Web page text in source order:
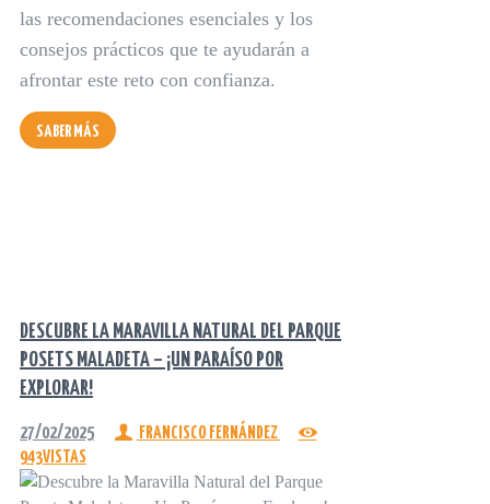
las recomendaciones esenciales y los
consejos prácticos que te ayudarán a
afrontar este reto con confianza.
SABER MÁS
DESCUBRE LA MARAVILLA NATURAL DEL PARQUE
POSETS MALADETA – ¡UN PARAÍSO POR
EXPLORAR!
27/02/2025
FRANCISCO FERNÁNDEZ
943VISTAS